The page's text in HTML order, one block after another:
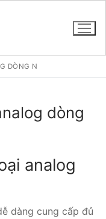
DÒNG N
dòng
analog
dàng cung cấp đủ